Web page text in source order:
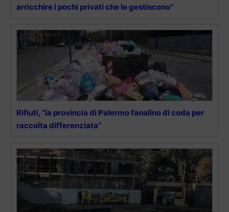
arricchire i pochi privati che le gestiscono”
Rifiuti, “la provincia di Palermo fanalino di coda per
raccolta differenziata”